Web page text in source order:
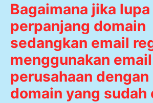
Bagaimana jika lupa
perpanjang domain
sedangkan email
menggunakan email
perusahaan dengan
domain yang sudah